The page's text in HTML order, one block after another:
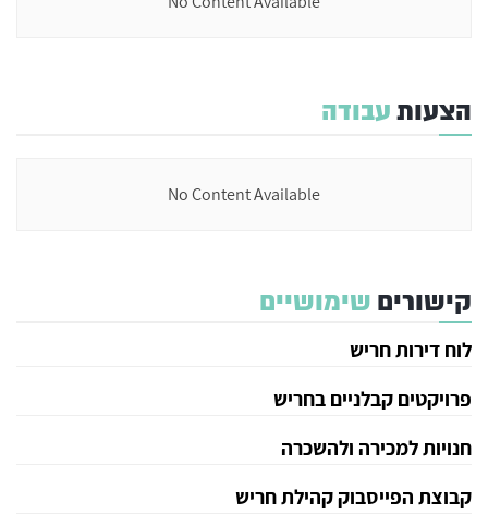
הצעותעבודה
No Content Available
קישורים שימושיים
לוח דירות חריש
פרויקטים קבלניים בחריש
חנויות למכירה ולהשכרה
קבוצת הפייסבוק קהילת חריש